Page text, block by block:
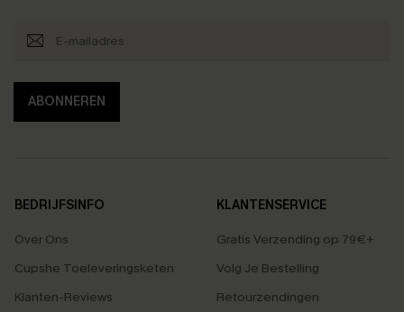
ABONNEREN
BEDRIJFSINFO
Over Ons
Cupshe Toeleveringsketen
Klanten-Reviews
KLANTENSERVICE
Gratis Verzending op 79€+
Volg Je Bestelling
Retourzendingen